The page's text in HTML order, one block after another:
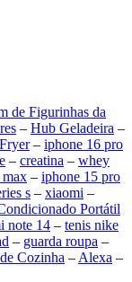
de Figurinhas da
– Hub Geladeira –
– iphone 16 pro
– creatina – whey
– iphone 15 pro
s – xiaomi –
Portátil
note 14 – tenis nike
– guarda roupa –
Cozinha – Alexa –